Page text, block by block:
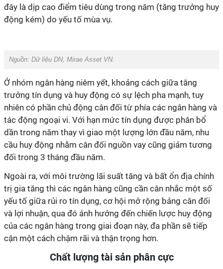
đây là dịp cao điểm tiêu dùng trong năm (tăng trưởng huy
động kém) do yếu tố mùa vụ.
Nguồn: Dữ liệu DN, Mirae Asset VN.
Ở nhóm ngân hàng niêm yết, khoảng cách giữa tăng
trưởng tín dụng và huy động có sự lệch pha mạnh, tuy
nhiên có phần chủ động cân đối từ phía các ngân hàng và
tác động ngoại vi. Với hạn mức tín dụng được phân bổ
dần trong năm thay vì giao một lượng lớn đầu năm, nhu
cầu huy động nhằm cân đối nguồn vay cũng giảm tương
đối trong 3 tháng đầu năm.
Ngoài ra, với môi trường lãi suất tăng và bất ổn địa chính
trị gia tăng thì các ngân hàng cũng cần cân nhắc một số
yếu tố giữa rủi ro tín dụng, cơ hội mở rộng bảng cân đối
và lợi nhuận, qua đó ảnh hưởng đến chiến lược huy động
của các ngân hàng trong giai đoạn này, đa phần sẽ tiếp
cận một cách chậm rãi và thận trọng hơn.
Chất lượng tài sản phân cực